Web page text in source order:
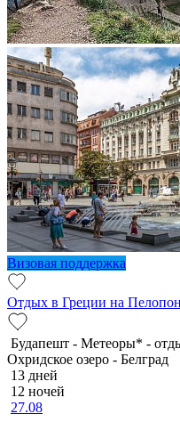
Визовая поддержка
Отдых в Греции на
Будапешт - Метеоры* -
Охридское озеро - Белград
13 дней
12 ночей
27.08